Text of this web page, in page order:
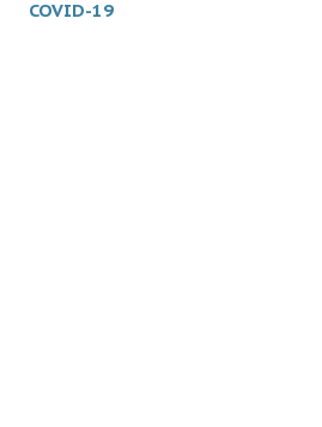
COVID-19